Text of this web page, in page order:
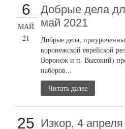
6
МАЙ
21
Добрые дела
май 2021
Добрые дела,
воронежской еврейской
Воронеж и п. Высокий)
наборов...
Читать далее
25 Изкор, 4